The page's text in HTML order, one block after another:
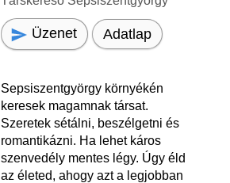
Üzenet Adatlap
Sepsiszentgyörgy környékén
keresek magamnak társat.
Szeretek sétálni, beszélgetni és
romantikázni. Ha lehet káros
szenvedély mentes légy. Úgy éld
az életed, ahogy azt a legjobban